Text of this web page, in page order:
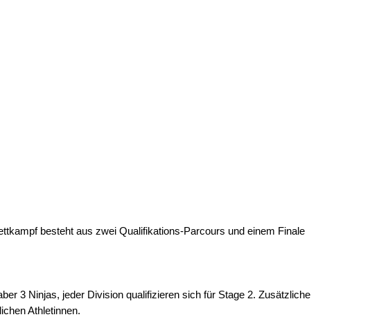
besteht aus zwei Qualifikations-Parcours und einem Finale
3 Ninjas, jeder Division qualifizieren sich für Stage 2. Zusätzliche
Athletinnen.